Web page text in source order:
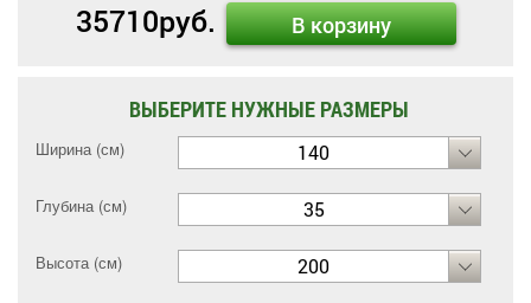
35710руб. В корзину
ВЫБЕРИТЕ НУЖНЫЕ РАЗМЕРЫ
Ширина (см) 140
Глубина (см) 35
Высота (см) 200